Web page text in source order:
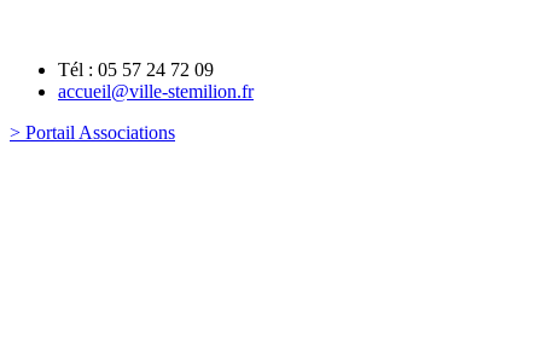
Tél : 05 57 24 72 09
accueil@ville-stemilion.fr
> Portail Associations